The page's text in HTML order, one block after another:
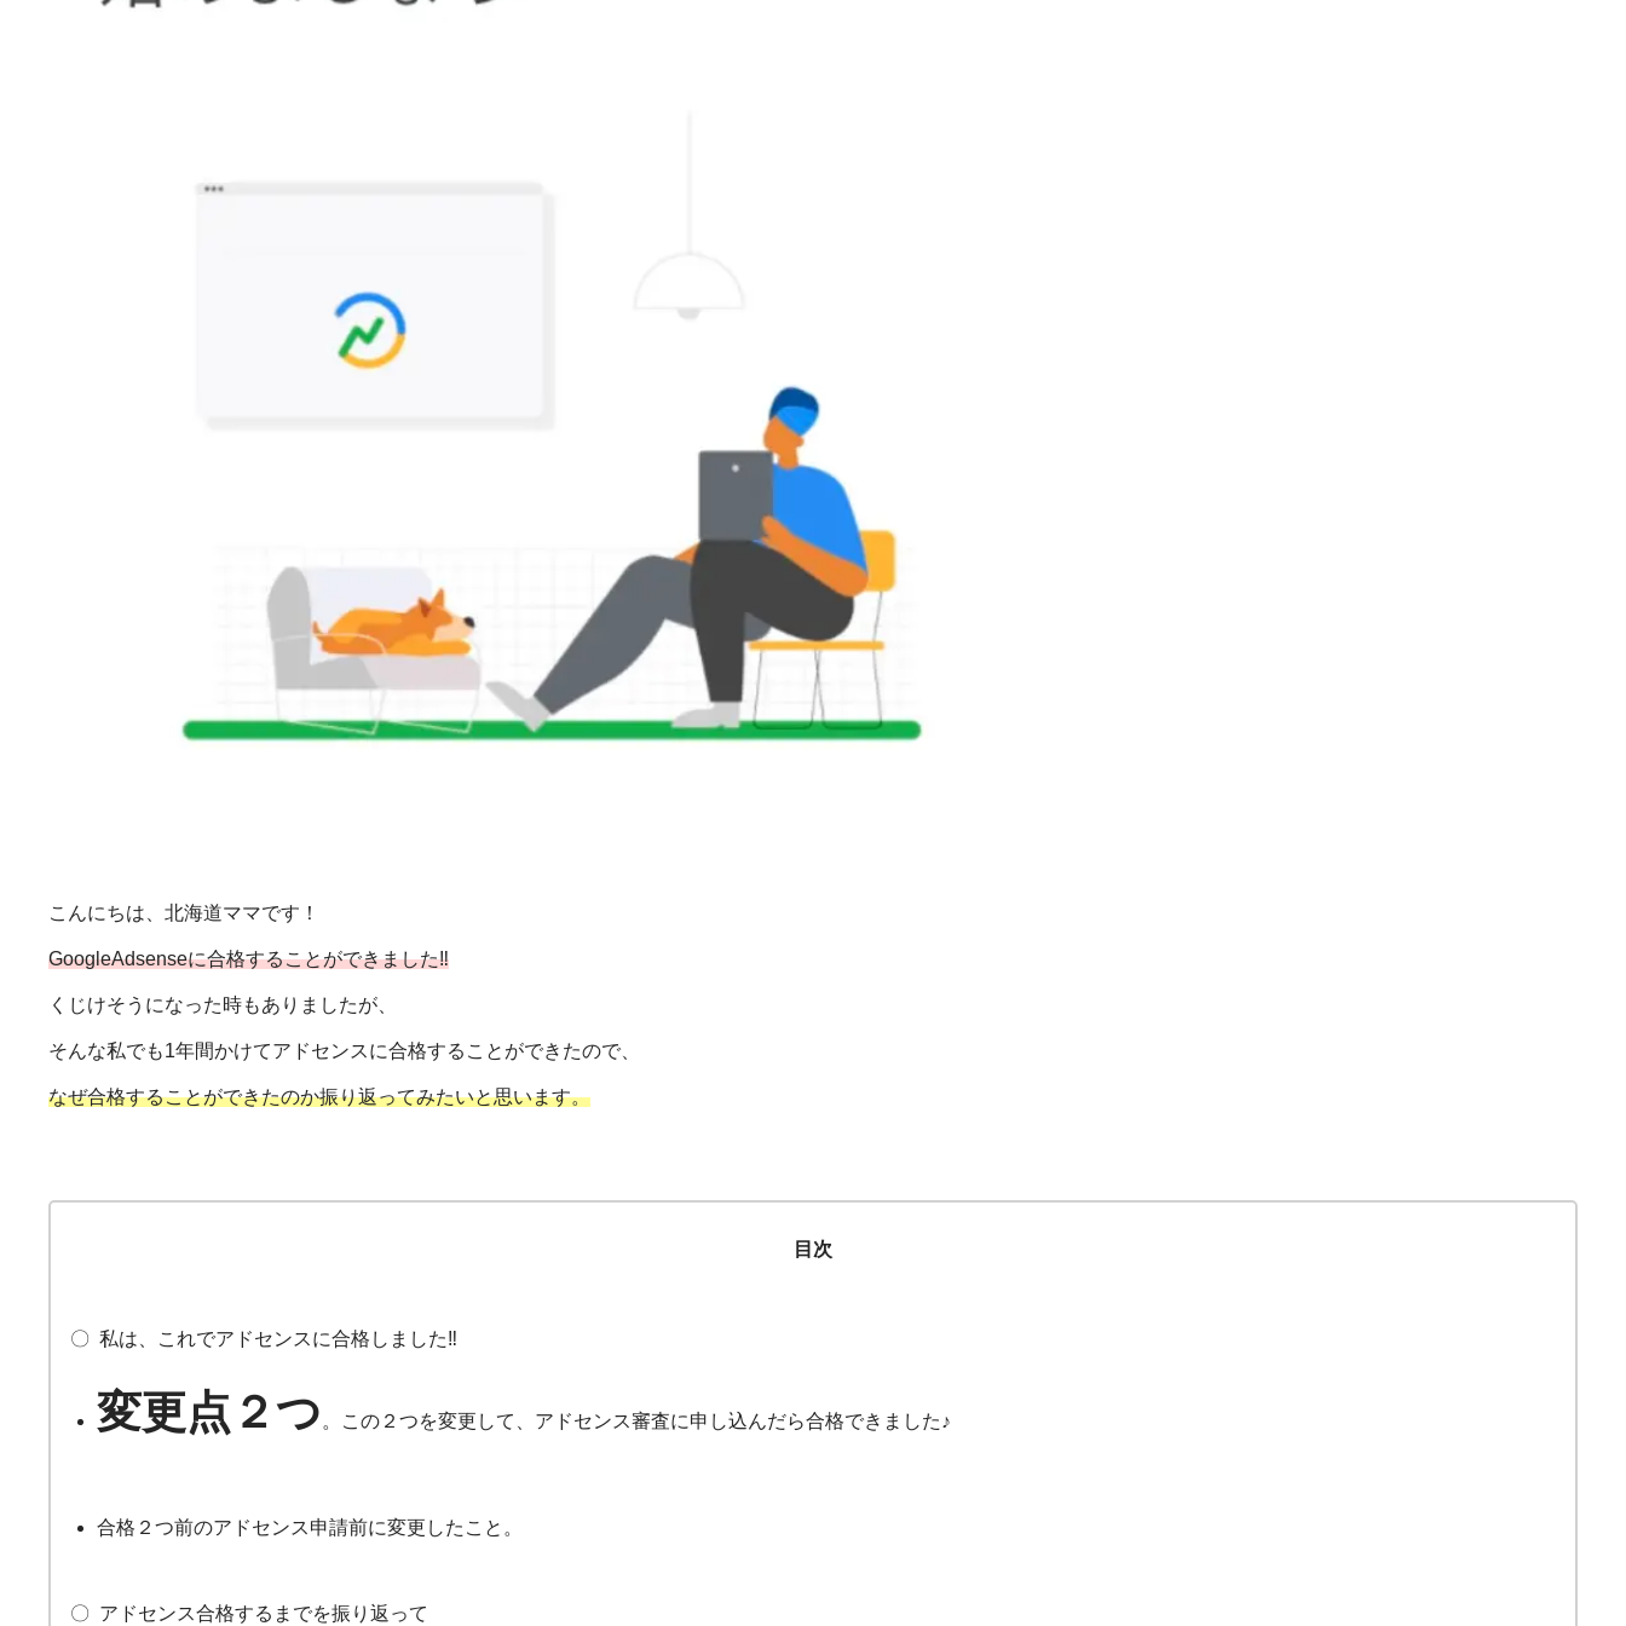
こんにちは、北海道ママです！
GoogleAdsenseに合格することができました‼
くじけそうになった時もありましたが、
そんな私でも1年間かけてアドセンスに合格することができたので、
なぜ合格することができたのか振り返ってみたいと思います。
目次
〇 私は、これでアドセンスに合格しました‼
変更点２つ 。この２つを変更して、アドセンス審査に申し込んだら合格できました♪
合格２つ前のアドセンス申請前に変更したこと。
〇 アドセンス合格するまでを振り返って